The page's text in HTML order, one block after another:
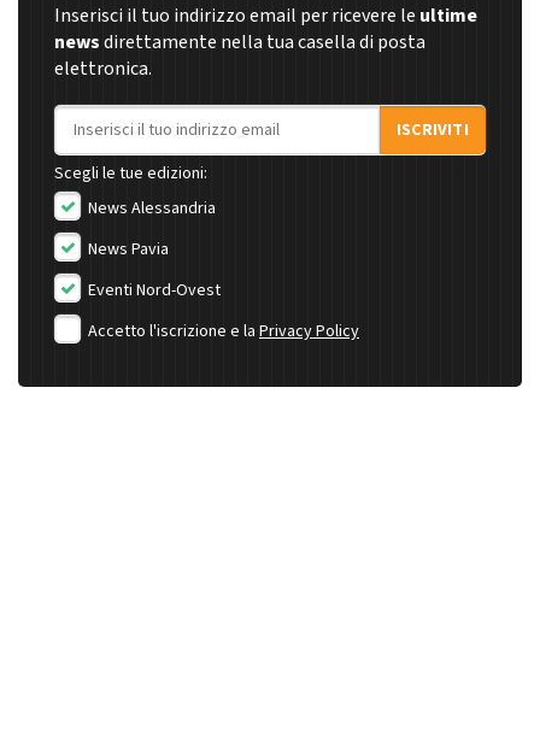
Inserisci il tuo indirizzo email per ricevere le ultime
newsdirettamente nella tua casella di posta
elettronica.
Indirizzo email
ISCRIVITI
Scegli le tue edizioni:
News Alessandria
News Pavia
Eventi Nord-Ovest
Accetto l'iscrizione e la Privacy Policy